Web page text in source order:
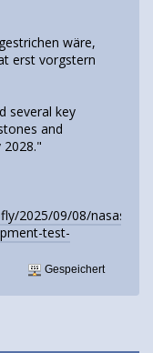
wäre,
erst vorgstern
several key
and
2028."
2025/09/08/nasas-
test-
Gespeichert